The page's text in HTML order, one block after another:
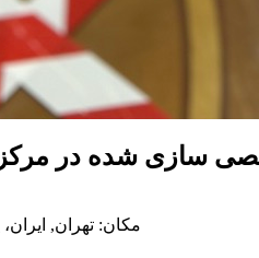
سازی شده در مرکز
مکان: تهران, ایران،